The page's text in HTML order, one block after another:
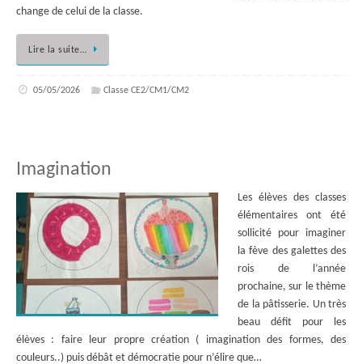
change de celui de la classe.
Lire la suite…
05/05/2026 Classe CE2/CM1/CM2
Imagination
Les élèves des classes
élémentaires ont été
sollicité pour imaginer
la fève des galettes des
rois de l’année
prochaine, sur le thème
de la pâtisserie. Un très
beau défit pour les
élèves : faire leur propre création ( imagination des formes, des
couleurs..) puis débât et démocratie pour n’élire que…